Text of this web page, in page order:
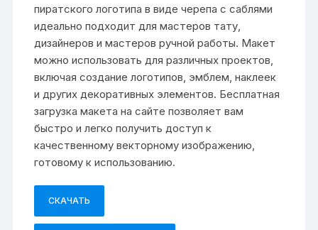
пиратского логотипа в виде черепа с саблями
идеально подходит для мастеров тату,
дизайнеров и мастеров ручной работы. Макет
можно использовать для различных проектов,
включая создание логотипов, эмблем, наклеек
и других декоративных элементов. Бесплатная
загрузка макета на сайте позволяет вам
быстро и легко получить доступ к
качественному векторному изображению,
готовому к использованию.
СКАЧАТЬ